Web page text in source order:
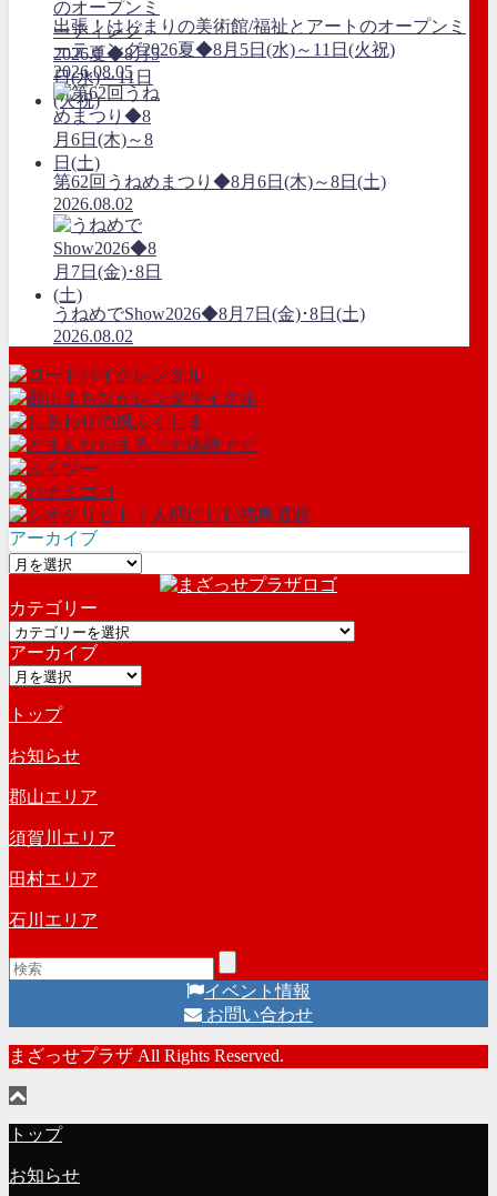
出張！はじまりの美術館/福祉とアートのオープンミ
ーティング2026夏◆8月5日(水)～11日(火祝)
2026.08.05
第62回うねめまつり◆8月6日(木)～8日(土)
2026.08.02
うねめでShow2026◆8月7日(金)･8日(土)
2026.08.02
アーカイブ
ア
カ
イ
ブ
カテゴリー
カ
テ
ゴ
ー
アーカイブ
ア
カ
イ
ブ
トップ
お知らせ
郡山エリア
須賀川エリア
田村エリア
石川エリア
イベント情報
お問い合わせ
まざっせプラザ All Rights Reserved.
トップ
お知らせ